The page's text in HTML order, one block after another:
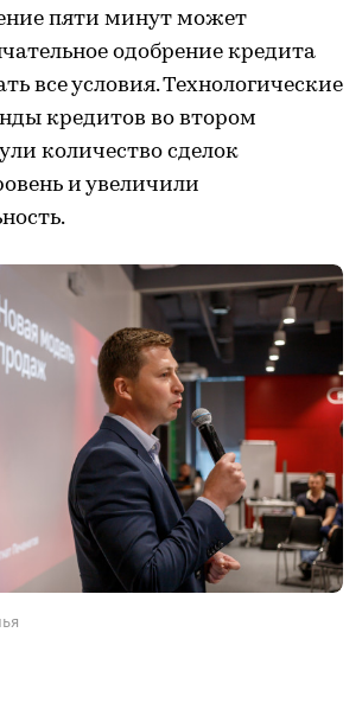
пяти минут может
одобрение кредита
все условия. Технологические
кредитов во втором
количество сделок
и увеличили